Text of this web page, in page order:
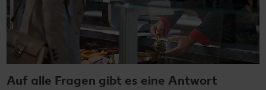
Auf alle Fragen gibt es eine Antwort